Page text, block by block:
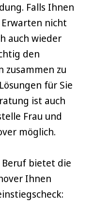
Falls Ihnen
nicht
auch wieder
den
zusammen zu
für Sie
ist auch
Frau und
möglich.
Beruf bietet die
Ihnen